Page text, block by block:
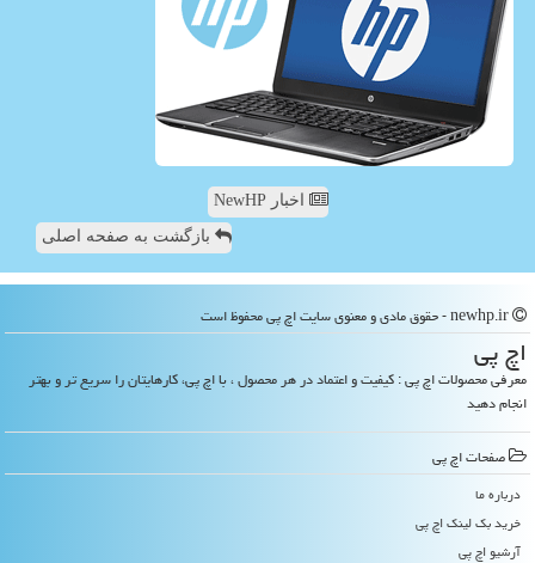
اخبار NewHP
بازگشت به صفحه اصلی
اچ پی
معرفی محصولات اچ پی : کیفیت و اعتماد در هر محصول ، با اچ پی، کارهایتان را سریع تر و بهتر
انجام دهید
صفحات اچ پی
درباره ما
خرید بک لینک اچ پی
آرشیو اچ پی